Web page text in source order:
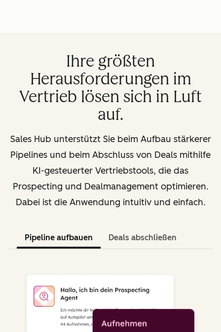
Ihre größten
Herausforderungen im
Vertrieb lösen sich in Luft
auf.
Sales Hub unterstützt Sie beim Aufbau stärkerer
Pipelines und beim Abschluss von Deals mithilfe
KI-gesteuerter Vertriebstools, die das
Prospecting und Dealmanagement optimieren.
Dabei ist die Anwendung intuitiv und einfach.
Pipeline aufbauen Deals abschließen